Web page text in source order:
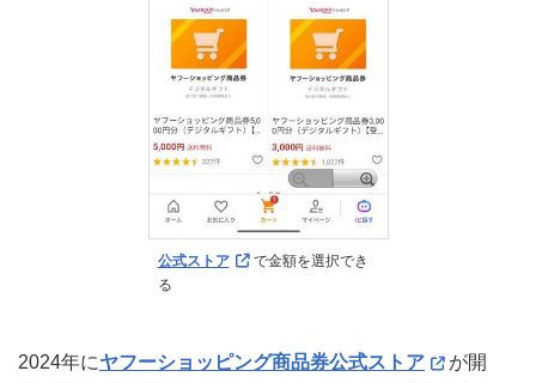
公式ストア
で金額を選択でき
る
2024年にヤフーショッピング商品券公式ストア
が開